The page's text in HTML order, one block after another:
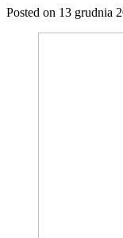
Posted on 13 grudnia